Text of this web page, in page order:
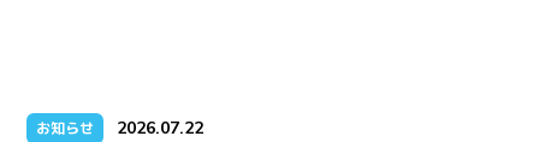
お知らせ 2026.07.22